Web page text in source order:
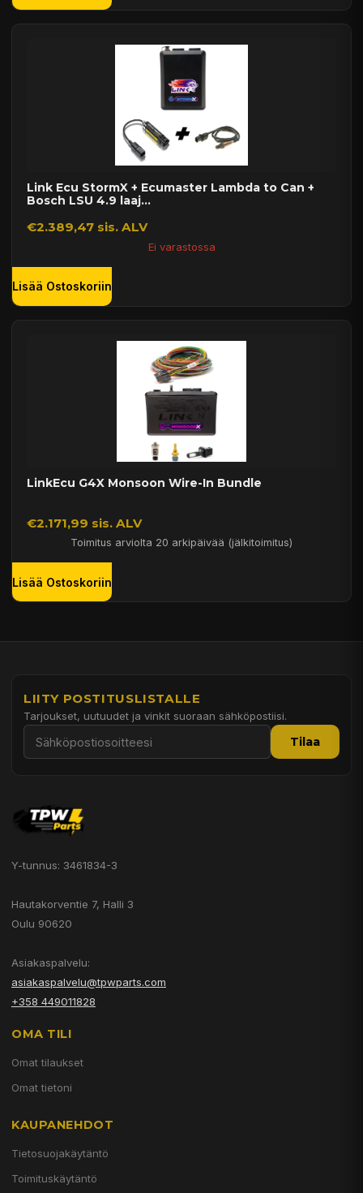
Link Ecu StormX + Ecumaster Lambda to Can +
Bosch LSU 4.9 laaj...
€2.389,47 sis. ALV
Ei varastossa
Lisää Ostoskoriin
LinkEcu G4X Monsoon Wire-In Bundle
€2.171,99 sis. ALV
Toimitus arviolta 20 arkipäivää (jälkitoimitus)
Lisää Ostoskoriin
LIITY POSTITUSLISTALLE
Tarjoukset, uutuudet ja vinkit suoraan sähköpostiisi.
Tilaa
Y-tunnus: 3461834-3
Hautakorventie 7, Halli 3
Oulu 90620
Asiakaspalvelu:
asiakaspalvelu@tpwparts.com
+358 449011828
OMA TILI
Omat tilaukset
Omat tietoni
KAUPANEHDOT
Tietosuojakäytäntö
Toimituskäytäntö